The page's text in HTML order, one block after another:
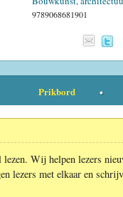
9789068681901
Prikbord
Wij helpen lezers
lezers met elkaar en